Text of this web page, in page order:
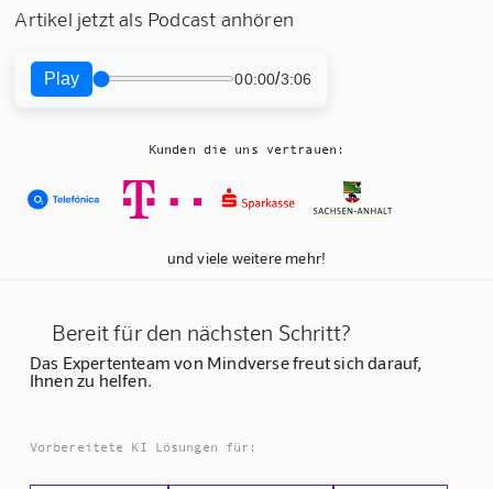
Artikel jetzt als Podcast anhören
Play 00:00/3:06
Kunden die uns vertrauen:
und viele weitere mehr!
Bereit für den nächsten Schritt?
Das Expertenteam von Mindverse freut sich darauf,
Ihnen zu helfen.
Vorbereitete KI Lösungen für: